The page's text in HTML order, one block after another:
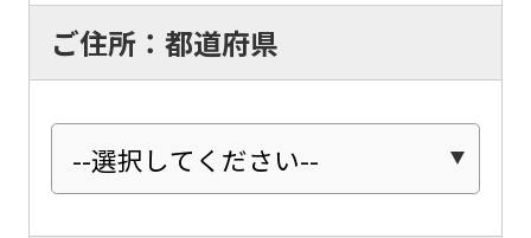
ご住所：都道府県